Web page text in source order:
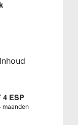
4 ESP